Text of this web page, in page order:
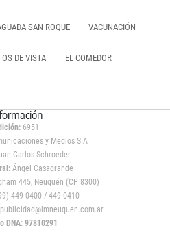
SAN ROQUE VACUNACIÓN
DE VISTA EL COMEDOR
6951
y Medios S.A
Carlos Schroeder
Ángel Casagrande
445, Neuquén (CP 8300)
449 0400 / 449 0410
publicidad@lmneuquen.com.ar
DNA: 97810291